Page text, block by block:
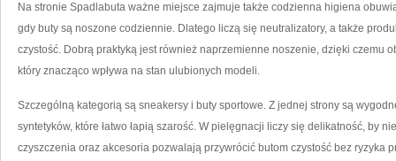
Na stronie Spadlabuta ważne miejsce zajmuje także codzienna higiena
gdy buty są noszone codziennie. Dlatego liczą się neutralizatory, a także
czystość. Dobrą praktyką jest również naprzemienne noszenie, dzięki czemu
który znacząco wpływa na stan ulubionych modeli.
Szczególną kategorią są sneakersy i buty sportowe. Z jednej strony są
syntetyków, które łatwo łapią szarość. W pielęgnacji liczy się delikatność, by
czyszczenia oraz akcesoria pozwalają przywrócić butom czystość bez ryzyka